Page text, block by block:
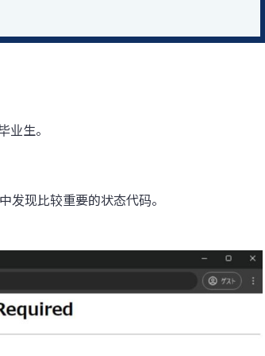
生。
发现比较重要的状态代码。